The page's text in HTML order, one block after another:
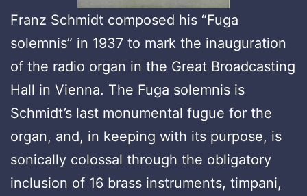
Franz Schmidt composed his “Fuga
solemnis” in 1937 to mark the inauguration
of the radio organ in the Great Broadcasting
Hall in Vienna. The Fuga solemnis is
Schmidt’s last monumental fugue for the
organ, and, in keeping with its purpose, is
sonically colossal through the obligatory
inclusion of 16 brass instruments, timpani,